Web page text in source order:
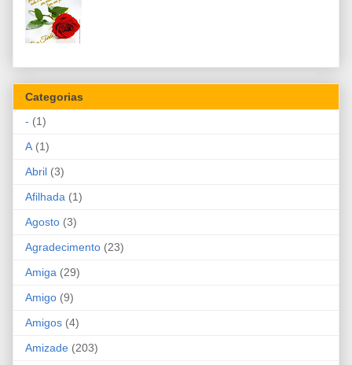
Categorias
- (1)
A (1)
Abril (3)
Afilhada (1)
Agosto (3)
Agradecimento (23)
Amiga (29)
Amigo (9)
Amigos (4)
Amizade (203)